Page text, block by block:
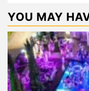
YOU MAY